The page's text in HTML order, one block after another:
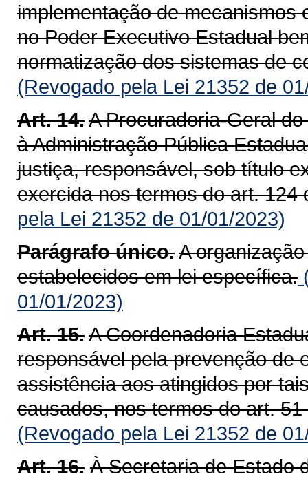
implementação de
no Poder Executivo Estadual
normatização dos sistemas de
(Revogado pela Lei 21352 de
Art. 14.A Procuradoria-Geral
à Administração Pública
justiça, responsável, sob título
exercida nos termos do art. 124
pela Lei 21352 de 01/01/2023)
Parágrafo único.A
estabelecidos em lei específica.
01/01/2023)
Art. 15.A Coordenadoria
responsável pela prevenção de
assistência aos atingidos por
causados, nos termos do art.
(Revogado pela Lei 21352 de
Art. 16. À Secretaria de Estado